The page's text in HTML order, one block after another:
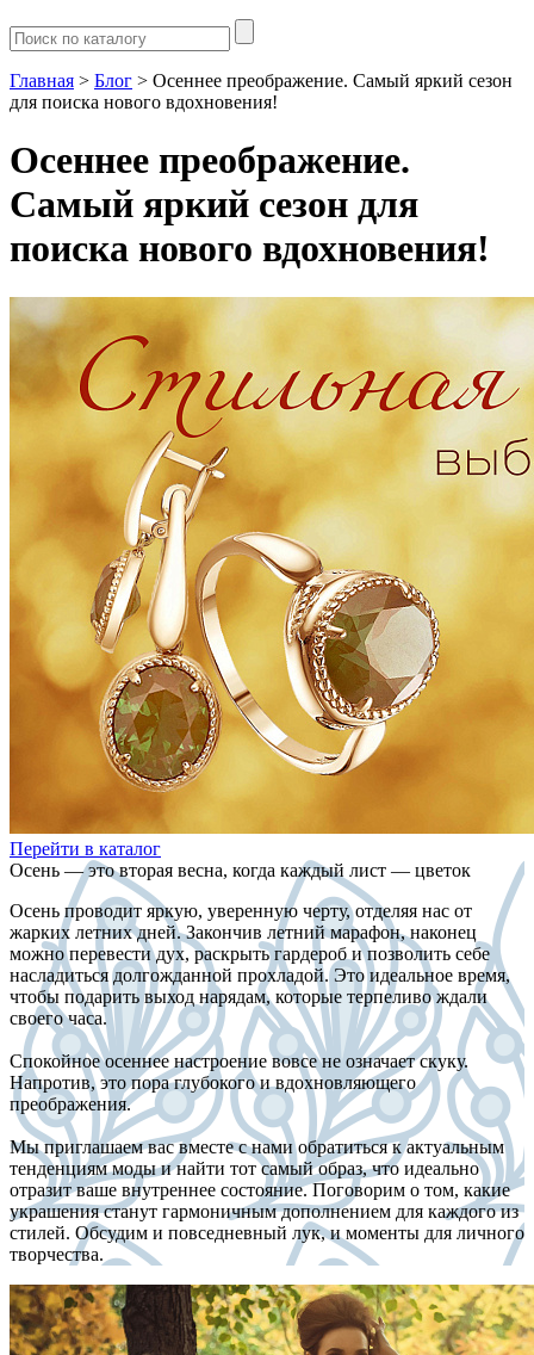
Главная > Блог > Осеннее преображение. Самый яркий сезон
для поиска нового вдохновения!
Осеннее преображение.
Самый яркий сезон для
поиска нового вдохновения!
Перейти в каталог
Осень — это вторая весна, когда каждый лист — цветок
Осень проводит яркую, уверенную черту, отделяя нас от
жарких летних дней. Закончив летний марафон, наконец
можно перевести дух, раскрыть гардероб и позволить себе
насладиться долгожданной прохладой. Это идеальное время,
чтобы подарить выход нарядам, которые терпеливо ждали
своего часа.
Спокойное осеннее настроение вовсе не означает скуку.
Напротив, это пора глубокого и вдохновляющего
преображения.
Мы приглашаем вас вместе с нами обратиться к актуальным
тенденциям моды и найти тот самый образ, что идеально
отразит ваше внутреннее состояние. Поговорим о том, какие
украшения станут гармоничным дополнением для каждого из
стилей. Обсудим и повседневный лук, и моменты для личного
творчества.